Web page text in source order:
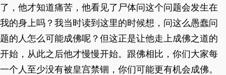
了，他才知道痛苦，他看见了尸体问这个问题会发生在
我的身上吗？我当时读到这里的时候想，问这么愚蠢问
题的人怎么可能成佛呢？但这正是让他走上成佛之道的
开始，从此之后他才慢慢开始。跟佛相比，你们大家每
一个人至少没有被皇宫禁锢，你们可能更有机会成佛。